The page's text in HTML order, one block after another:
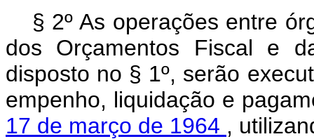
§ 2º As operações entre
dos Orçamentos Fiscal e
disposto no § 1º, serão
empenho, liquidação e
17 de março de 1964 ,